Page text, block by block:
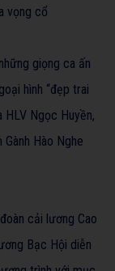
vọng cổ
giọng ca ấn
hình “đẹp trai
HLV Ngọc Huyền,
Hào Nghe
cải lương Cao
Bạc Hội diễn